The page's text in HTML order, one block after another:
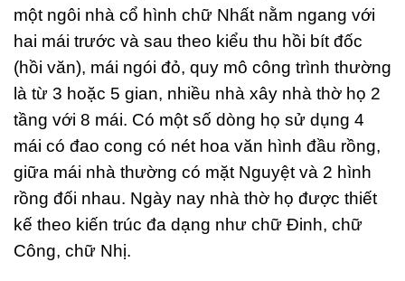
một ngôi nhà cổ hình chữ Nhất nằm ngang với
hai mái trước và sau theo kiểu thu hồi bít đốc
(hồi văn), mái ngói đỏ, quy mô công trình thường
là từ 3 hoặc 5 gian, nhiều nhà xây nhà thờ họ 2
tầng với 8 mái. Có một số dòng họ sử dụng 4
mái có đao cong có nét hoa văn hình đầu rồng,
giữa mái nhà thường có mặt Nguyệt và 2 hình
rồng đối nhau. Ngày nay nhà thờ họ được thiết
kế theo kiến trúc đa dạng như chữ Đinh, chữ
Công, chữ Nhị.